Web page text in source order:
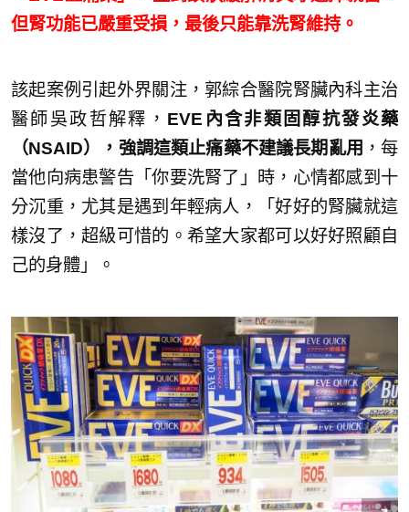
但腎功能已嚴重受損，最後只能靠洗腎維持。
該起案例引起外界關注，郭綜合醫院腎臟內科主治
醫師吳政哲解釋， EVE內含非類固醇抗發炎藥
（NSAID），強調這類止痛藥不建議長期亂用 ，每
當他向病患警告「你要洗腎了」時，心情都感到十
分沉重，尤其是遇到年輕病人，「好好的腎臟就這
樣沒了，超級可惜的。希望大家都可以好好照顧自
己的身體」。